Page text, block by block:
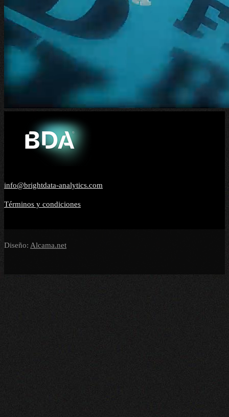
info@brightdata-analytics.com
Términos y condiciones
Diseño: Alcama.net